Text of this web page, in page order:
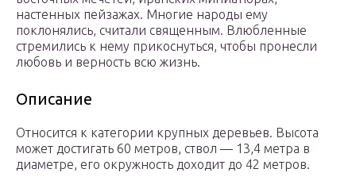
настенных пейзажах. Многие народы ему
поклонялись, считали священным. Влюбленные
стремились к нему прикоснуться, чтобы пронесли
любовь и верность всю жизнь.
Описание
Относится к категории крупных деревьев. Высота
может достигать 60 метров, ствол — 13,4 метра в
диаметре, его окружность доходит до 42 метров.